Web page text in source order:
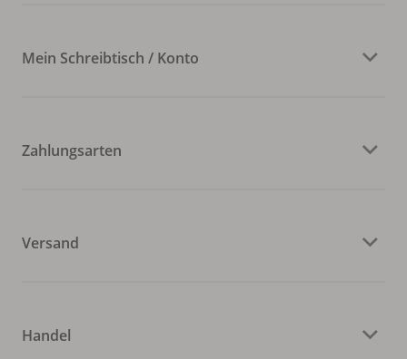
Mein Schreibtisch / Konto
Zahlungsarten
Versand
Handel